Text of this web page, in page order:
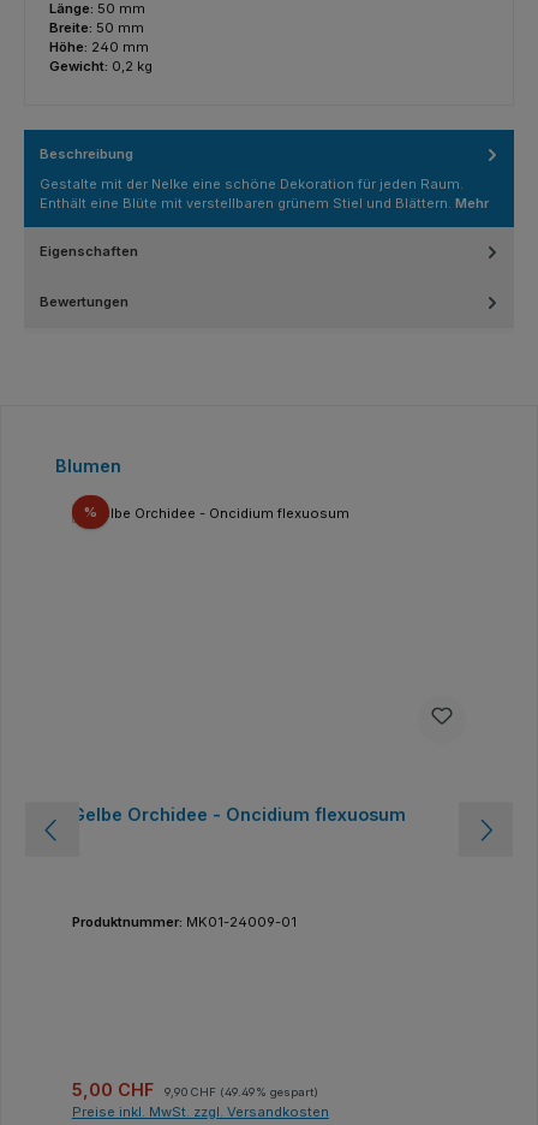
Länge: 50 mm
Breite: 50 mm
Höhe: 240 mm
Gewicht: 0,2 kg
Beschreibung
Gestalte mit der Nelke eine schöne Dekoration für jeden Raum.
Enthält eine Blüte mit verstellbaren grünem Stiel und Blättern. Mehr
Eigenschaften
Bewertungen
Produktgalerie überspringen
Blumen
%Rabatt
Gelbe Orchidee - Oncidium flexuosum
Produktnummer: MK01-24009-01
Verkaufspreis:
5,00 CHF 9,90 CHF (49.49% gespart)
Preise inkl. MwSt. zzgl. Versandkosten